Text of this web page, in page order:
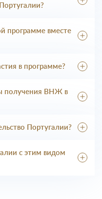
программе вместе
дети, не
заявителя,
родители под
в программе?
резиденции такое
получения ВНЖ в
открытие
обучение, статус
Португалии?
заявителя. ВНЖ
отделении SEF (службы
с этим видом